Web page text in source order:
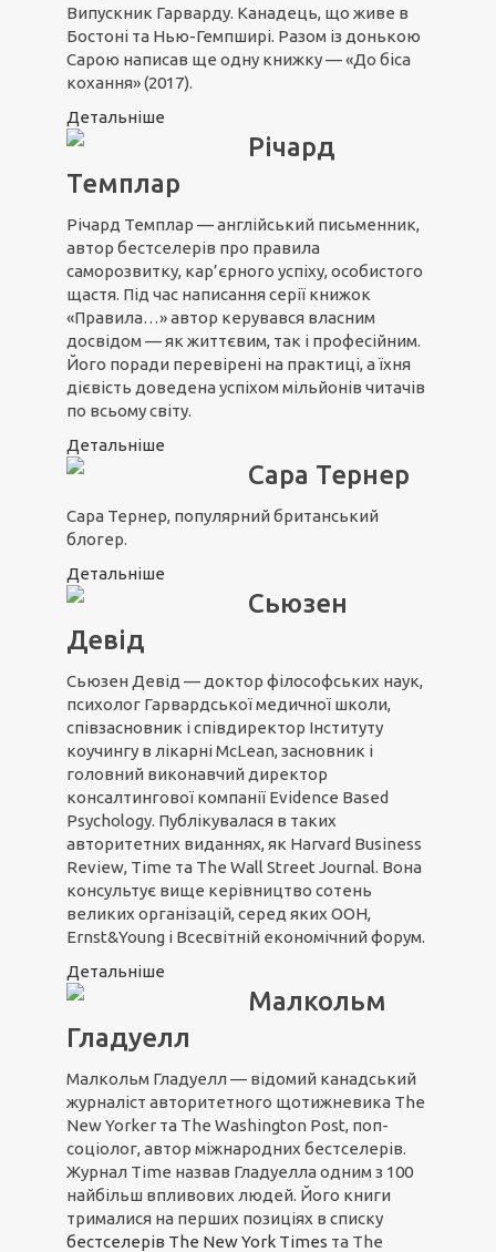
Випускник Гарварду. Канадець, що живе в
Бостоні та Нью-Гемпширі. Разом із донькою
Сарою написав ще одну книжку — «До біса
кохання» (2017).
Детальніше
Річард
Темплар
Річард Темплар — англійський письменник,
автор бестселерів про правила
саморозвитку, кар’єрного успіху, особистого
щастя. Під час написання серії книжок
«Правила…» автор керувався власним
досвідом — як життєвим, так і професійним.
Його поради перевірені на практиці, а їхня
дієвість доведена успіхом мільйонів читачів
по всьому світу.
Детальніше
Сара Тернер
Сара Тернер, популярний британський
блогер.
Детальніше
Сьюзен
Девід
Сьюзен Девід — доктор філософських наук,
психолог Гарвардської медичної школи,
співзасновник і співдиректор Інституту
коучингу в лікарні McLean, засновник і
головний виконавчий директор
консалтингової компанії Evidence Based
Psychology. Публікувалася в таких
авторитетних виданнях, як Harvard Business
Review, Time та The Wall Street Journal. Вона
консультує вище керівництво сотень
великих організацій, серед яких ООН,
Ernst&Young і Всесвітній економічний форум.
Детальніше
Малкольм
Гладуелл
Малкольм Гладуелл — відомий канадський
журналіст авторитетного щотижневика The
New Yorker та The Washington Post, поп-
соціолог, автор міжнародних бестселерів.
Журнал Time назвав Гладуелла одним з 100
найбільш впливових людей. Його книги
трималися на перших позиціях в списку
бестселерів The New York Times та The